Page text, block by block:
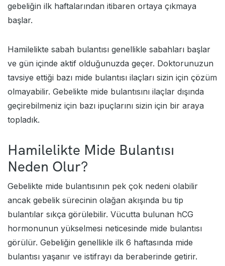
gebeliğin ilk haftalarından itibaren ortaya çıkmaya
başlar.
Hamilelikte sabah bulantısı genellikle sabahları başlar
ve gün içinde aktif olduğunuzda geçer. Doktorunuzun
tavsiye ettiği bazı mide bulantısı ilaçları sizin için çözüm
olmayabilir. Gebelikte mide bulantısını ilaçlar dışında
geçirebilmeniz için bazı ipuçlarını sizin için bir araya
topladık.
Hamilelikte Mide Bulantısı
Neden Olur?
Gebelikte mide bulantısının pek çok nedeni olabilir
ancak gebelik sürecinin olağan akışında bu tip
bulantılar sıkça görülebilir. Vücutta bulunan hCG
hormonunun yükselmesi neticesinde mide bulantısı
görülür. Gebeliğin genellikle ilk 6 haftasında mide
bulantısı yaşanır ve istifrayı da beraberinde getirir.